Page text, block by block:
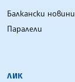
Балкански новини
Паралели
ЛИК